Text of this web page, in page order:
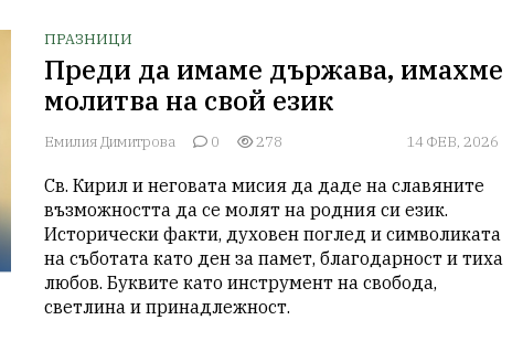
ПРАЗНИЦИ
Преди да имаме държава, имахме
молитва на свой език
Емилия Димитрова 0 278 14 ФЕВ, 2026
Св. Кирил и неговата мисия да даде на славяните
възможността да се молят на родния си език.
Исторически факти, духовен поглед и символиката
на съботата като ден за памет, благодарност и тиха
любов. Буквите като инструмент на свобода,
светлина и принадлежност.